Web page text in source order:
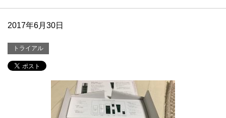
2017年6月30日
トライアル